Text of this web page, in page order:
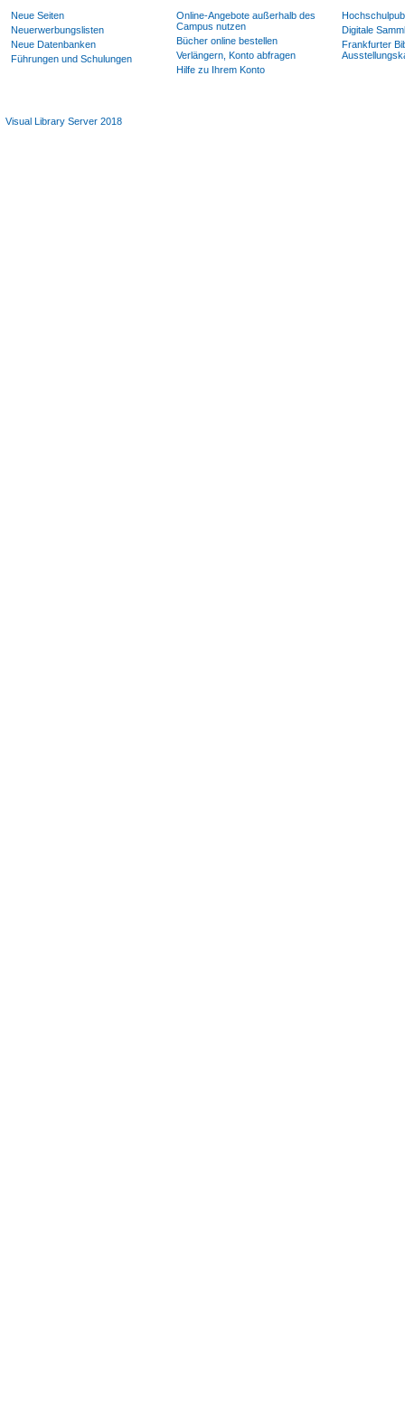
Neue Seiten
Neuerwerbungslisten
Neue Datenbanken
Führungen und Schulungen
Online-Angebote außerhalb des
Campus nutzen
Bücher online bestellen
Verlängern, Konto abfragen
Hilfe zu Ihrem Konto
Digitale
Frankfurter
Visual Library Server 2018